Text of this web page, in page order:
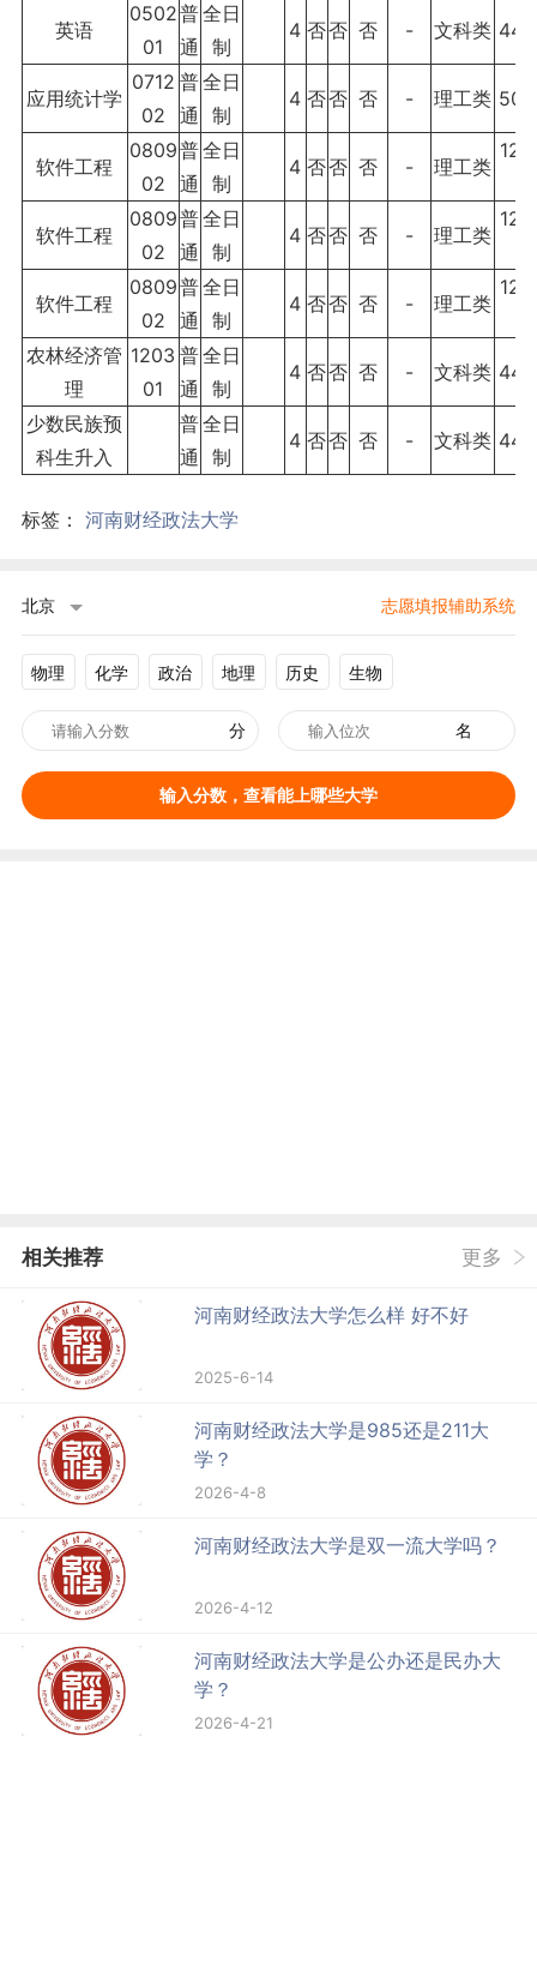
英语
0502
01
普
通
全日
制
4 否否 否 - 文科类
应用统计学
0712
02
普
通
全日
制
4 否否 否 - 理工类
软件工程
0809
02
普
通
全日
制
4 否否 否 - 理工类
软件工程
0809
02
普
通
全日
制
4 否否 否 - 理工类
软件工程
0809
02
普
通
全日
制
4 否否 否 - 理工类
农林经济管
理
1203
01
普
通
全日
制
4 否否 否 - 文科类
少数民族预
科生升入
普
通
全日
制
4 否否 否 - 文科类
标签： 河南财经政法大学
北京 志愿填报辅助系统
物理 化学 政治 地理 历史 生物
分 名
输入分数，查看能上哪些大学
相关推荐 更多
河南财经政法大学怎么样 好不好
2025-6-14
河南财经政法大学是985还是211大
学？
2026-4-8
河南财经政法大学是双一流大学吗？
2026-4-12
河南财经政法大学是公办还是民办大
学？
2026-4-21